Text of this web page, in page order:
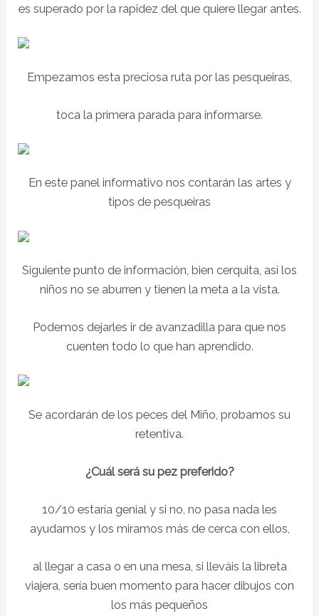
es superado por la rapidez del que quiere llegar antes.
Empezamos esta preciosa ruta por las pesqueiras,
toca la primera parada para informarse.
En este panel informativo nos contarán las artes y
tipos de pesqueiras
Siguiente punto de información, bien cerquita, así los
niños no se aburren y tienen la meta a la vista.
Podemos dejarles ir de avanzadilla para que nos
cuenten todo lo que han aprendido.
Se acordarán de los peces del Miño, probamos su
retentiva.
¿Cuál será su pez preferido?
10/10 estaría genial y si no, no pasa nada les
ayudamos y los miramos más de cerca con ellos,
al llegar a casa o en una mesa, si lleváis la libreta
viajera, sería buen momento para hacer dibujos con
los más pequeños